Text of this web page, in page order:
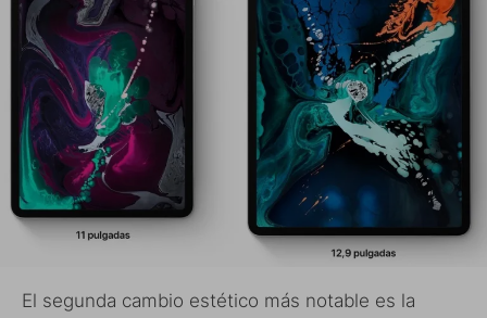
El segunda cambio estético más notable es la